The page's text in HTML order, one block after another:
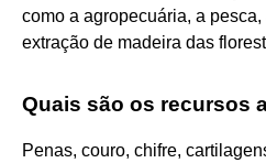
como a agropecuária, a
extração de madeira das
Quais são os recursos
Penas, couro, chifre,